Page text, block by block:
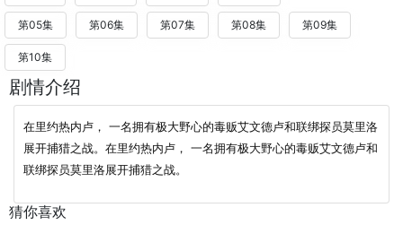
第05集 第06集 第07集 第08集 第09集
第10集
剧情介绍
在里约热内卢， 一名拥有极大野心的毒贩艾文德卢和联绑探员莫里洛
展开捕猎之战。 在里约热内卢， 一名拥有极大野心的毒贩艾文德卢和
联绑探员莫里洛展开捕猎之战。
猜你喜欢